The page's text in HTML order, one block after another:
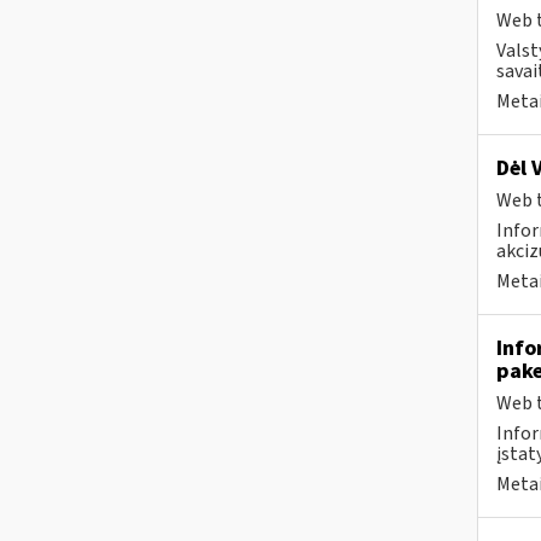
Web
Dėl
Web
Web